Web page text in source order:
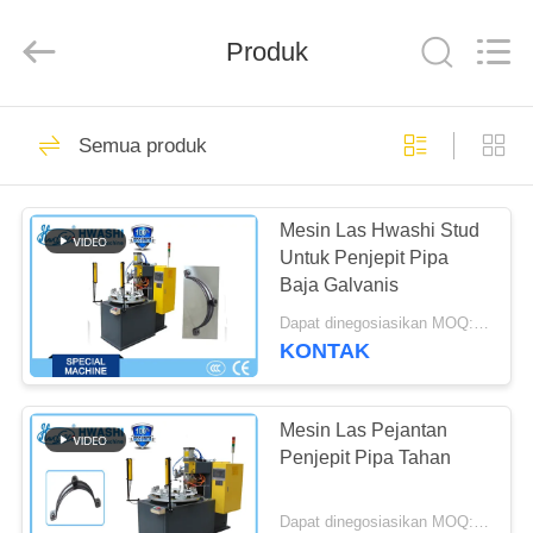
RUMAH
PRODUK
TENTANG
TUR
PABRIK
KONTROL
INC..
Mesin Las Titik
143
Mesin Las Wire
Mesh
352
Produk
Semua produk
Mesin Las Hwashi Stud
Untuk Penjepit Pipa
Baja Galvanis
Dapat dinegosiasikan MOQ:1 set
KONTAK
Mesin Las Pejantan
Penjepit Pipa Tahan
Dapat dinegosiasikan MOQ:1 set